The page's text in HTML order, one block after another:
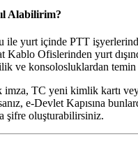
Alabilirim?
ile yurt içinde PTT
Kablo Ofislerinden yurt
ve konsolosluklardan
TC yeni kimlik kartı
e-Devlet Kapısına
şifre oluşturabilirsiniz.